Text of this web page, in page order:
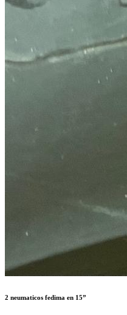
2 neumaticos fedima en 15”